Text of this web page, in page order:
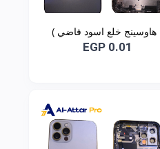
( هاوسينج خلع اسود فاضي )
متوافقة مع - IPhone 14 ProEGP 0.01